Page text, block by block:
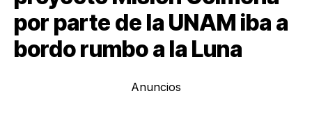
por parte de la UNAM iba a
bordo rumbo a la Luna
Anuncios